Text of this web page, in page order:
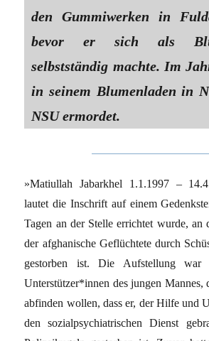
den Gummiwerken in
bevor er sich als
selbstständig machte. Im
in seinem Blumenladen in
NSU ermordet.
»Matiullah Jabarkhel 1.1.1997 –
lautet die Inschrift auf einem
Tagen an der Stelle errichtet wurde, an
der afghanische Geflüchtete durch
gestorben ist. Die Aufstellung
Unterstützer*innen des jungen Mannes,
abfinden wollen, dass er, der Hilfe und
den sozialpsychiatrischen Dienst